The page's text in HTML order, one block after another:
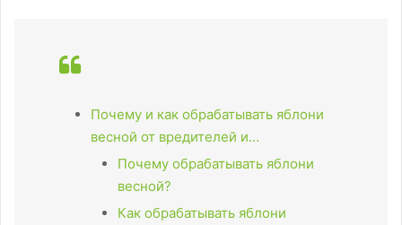
Почему и как обрабатывать яблони
весной от вредителей и…
Почему обрабатывать яблони
весной?
Как обрабатывать яблони